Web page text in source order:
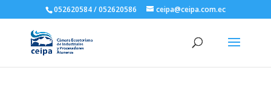
052620584 / 052620586 ceipa@ceipa.com.ec